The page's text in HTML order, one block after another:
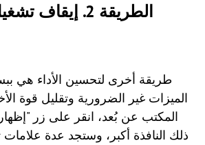
الطريقة 2.
طريقة أخرى لتحسين الأداء هي
الميزات غير الضرورية وتقليل قوة
المكتب عن بُعد، انقر على زر
ذلك النافذة أكبر، وستجد عدة